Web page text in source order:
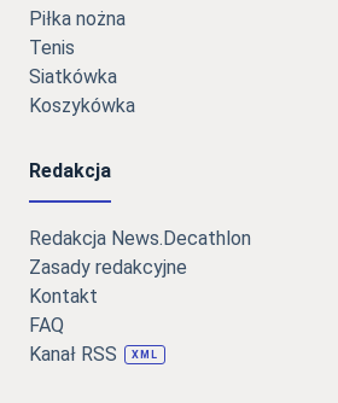
Piłka nożna
Tenis
Siatkówka
Koszykówka
Redakcja
Redakcja News.Decathlon
Zasady redakcyjne
Kontakt
FAQ
Kanał RSS
XML